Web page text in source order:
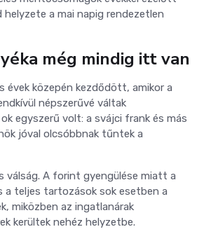
helyzete a mai napig rendezetlen
még mindig itt van
közepén kezdődött, amikor a
népszerűvé váltak
egyszerű volt: a svájci frank és más
jóval olcsóbbnak tűntek a
A forint gyengülése miatt a
a teljes tartozások sok esetben a
miközben az ingatlanárak
kerültek nehéz helyzetbe.